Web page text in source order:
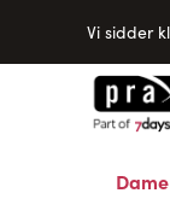
Vi sidder
Skip to Content
Dame